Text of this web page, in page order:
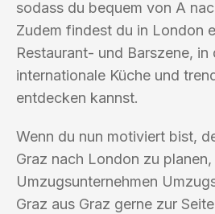
sodass du bequem von A
Zudem findest du in London
Restaurant- und Barszene, in
internationale Küche und
entdecken kannst.
Wenn du nun motiviert bist,
Graz nach London zu
Umzugsunternehmen
Graz aus Graz gerne zur